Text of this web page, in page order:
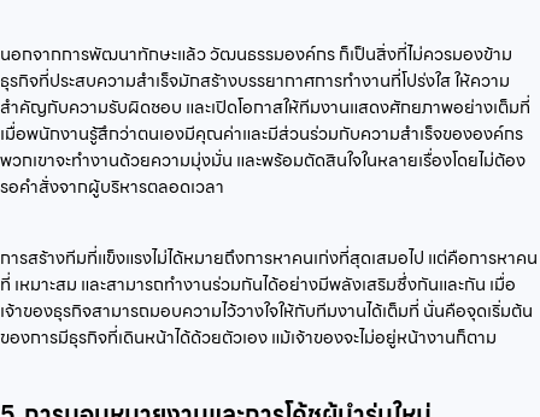
นอกจากการพัฒนาทักษะแล้ว วัฒนธรรมองค์กร ก็เป็นสิ่งที่ไม่ควรมองข้าม
ธุรกิจที่ประสบความสำเร็จมักสร้างบรรยากาศการทำงานที่โปร่งใส ให้ความ
สำคัญกับความรับผิดชอบ และเปิดโอกาสให้ทีมงานแสดงศักยภาพอย่างเต็มที่
เมื่อพนักงานรู้สึกว่าตนเองมีคุณค่าและมีส่วนร่วมกับความสำเร็จขององค์กร
พวกเขาจะทำงานด้วยความมุ่งมั่น และพร้อมตัดสินใจในหลายเรื่องโดยไม่ต้อง
รอคำสั่งจากผู้บริหารตลอดเวลา
การสร้างทีมที่แข็งแรงไม่ได้หมายถึงการหาคนเก่งที่สุดเสมอไป แต่คือการหาคน
ที่ เหมาะสม และสามารถทำงานร่วมกันได้อย่างมีพลังเสริมซึ่งกันและกัน เมื่อ
เจ้าของธุรกิจสามารถมอบความไว้วางใจให้กับทีมงานได้เต็มที่ นั่นคือจุดเริ่มต้น
ของการมีธุรกิจที่เดินหน้าได้ด้วยตัวเอง แม้เจ้าของจะไม่อยู่หน้างานก็ตาม